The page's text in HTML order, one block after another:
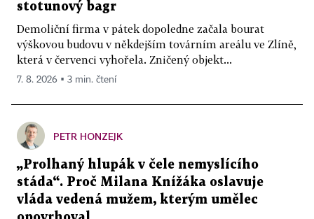
stotunový bagr
Demoliční firma v pátek dopoledne začala bourat
výškovou budovu v někdejším továrním areálu ve Zlíně,
která v červenci vyhořela. Zničený objekt...
7. 8. 2026 ▪ 3 min. čtení
PETR HONZEJK
„Prolhaný hlupák v čele nemyslícího
stáda“. Proč Milana Knížáka oslavuje
vláda vedená mužem, kterým umělec